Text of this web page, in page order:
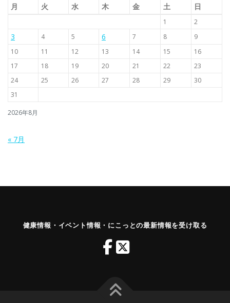
2026年8月
月 火 水 木 金 土 日
1 2
3 4 5 6 7 8
9
10
11 12 13 14 15
16
17
18 19 20 21 22
23
24
25 26 27 28 29
30
31
« 7月
健康情報・イベント情報・にこっとの最新情報を受け取る